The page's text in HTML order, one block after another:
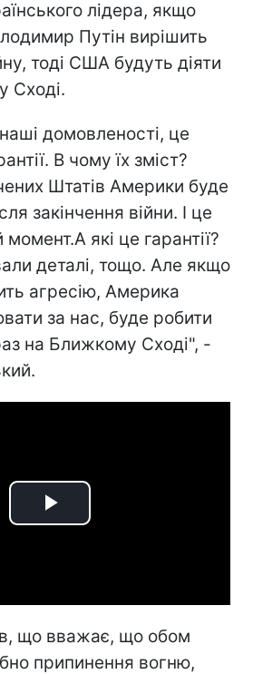
лідера, якщо
Путін вирішить
тоді США будуть діяти
Сході.
домовленості, це
В чому їх зміст?
Штатів Америки буде
закінчення війни. І це
які це гарантії?
деталі, тощо. Але якщо
агресію, Америка
за нас, буде робити
на Ближкому Сході", -
Play
що вважає, що обом
припинення вогню,